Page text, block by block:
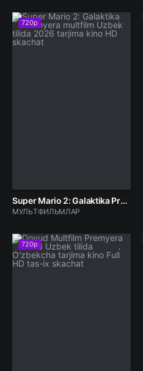
720p
Super Mario 2: Galaktika Premyera multfilm Uzbek tilida 2026 tarjima kino HD skachat
МУЛЬТФИЛЬМЛАР
720p